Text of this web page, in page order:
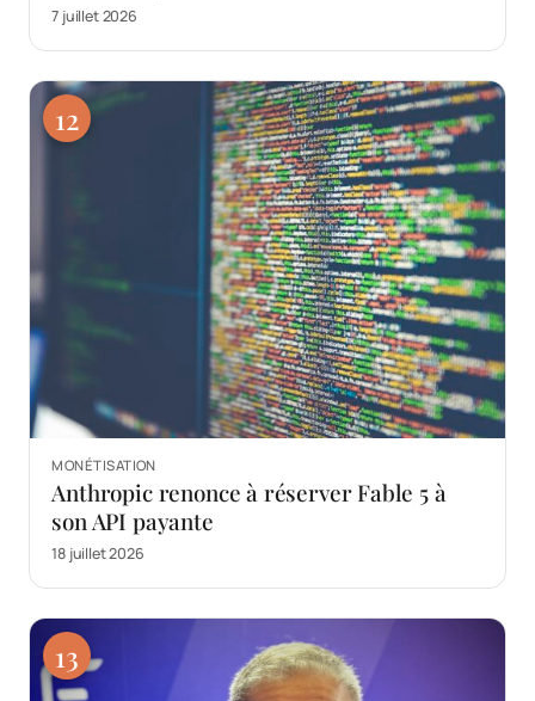
7 juillet 2026
12
MONÉTISATION
Anthropic renonce à réserver Fable 5 à
son API payante
18 juillet 2026
13